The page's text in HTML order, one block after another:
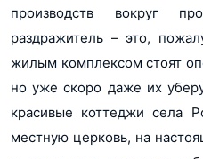
производств вокруг
раздражитель – это,
жилым комплексом стоят
но уже скоро даже их
красивые коттеджи села
местную церковь, на